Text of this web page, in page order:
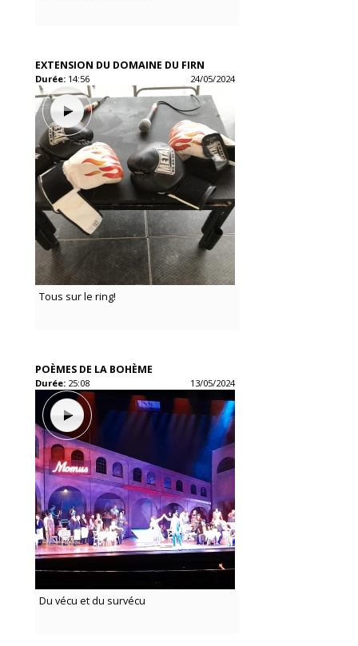
EXTENSION DU DOMAINE DU FIRN
Durée: 14:56 24/05/2024
Tous sur le ring!
POÈMES DE LA BOHÈME
Durée: 25:08 13/05/2024
Du vécu et du survécu